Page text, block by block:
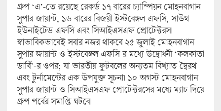
গ্রুপ ‘এ’-তে রয়েছে রেকর্ড ১৭ বারের চ্যাম্পিয়ন মোহনবাগান
সুপার জায়ান্ট, ১৬ বারের বিজয়ী ইস্টবেঙ্গল এফসি, সাউথ
ইউনাইটেড এফসি এবং সিআইএসএফ প্রোটেক্টরস।
স্বাভাবিকভাবেই সবার নজর থাকবে ২৫ জুলাই মোহনবাগান
সুপার জায়ান্ট ও ইস্টবেঙ্গল এফসি-র মধ্যে উদ্বোধনী ‘কলকাতা
ডার্বি’-র ওপর; যা ভারতীয় ফুটবলের অন্যতম বিখ্যাত দ্বৈরথ
এবং টুর্নামেন্টের এক উপযুক্ত সূচনা। ১০ অগস্ট মোহনবাগান
সুপার জায়ান্ট ও সিআইএসএফ প্রোটেক্টরসের মধ্যে ম্যাচ দিয়ে
গ্রুপ পর্বের সমাপ্তি ঘটবে।